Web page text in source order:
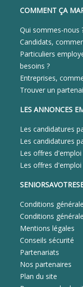
COMMENT ÇA
Qui sommes-nous
Candidats,
Particuliers
besoins ?
Entreprises,
Trouver un
LES ANNONCES
Les candidatures
Les candidatures
Les offres
Les offres
Conditions
Conditions
Mentions légales
Conseils sécurité
Partenariats
Nos partenaires
Plan du site